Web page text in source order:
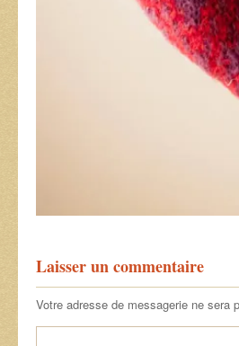
Laisser un commentaire
Votre adresse de messagerie ne sera